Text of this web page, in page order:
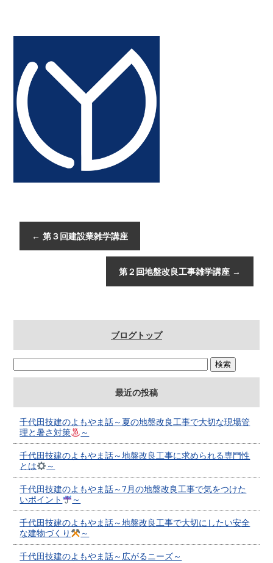
← 第３回建設業雑学講座
第２回地盤改良工事雑学講座 →
ブログトップ
最近の投稿
千代田技建のよもやま話～夏の地盤改良工事で大切な現場管
理と暑さ対策
～
千代田技建のよもやま話～地盤改良工事に求められる専門性
とは
～
千代田技建のよもやま話～7月の地盤改良工事で気をつけた
いポイント
～
千代田技建のよもやま話～地盤改良工事で大切にしたい安全
な建物づくり
～
千代田技建のよもやま話～広がるニーズ～